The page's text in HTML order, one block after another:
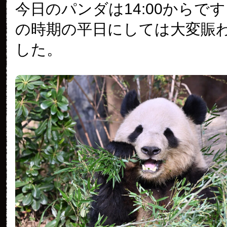
今日のパンダは14:00からで
の時期の平日にしては大変賑
した。